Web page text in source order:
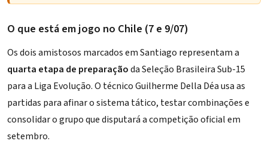
O que está em jogo no Chile (7 e 9/07)
Os dois amistosos marcados em Santiago representam a
quarta etapa de preparaçãoda Seleção Brasileira Sub-15
para a Liga Evolução. O técnico Guilherme Della Déa usa as
partidas para afinar o sistema tático, testar combinações e
consolidar o grupo que disputará a competição oficial em
setembro.